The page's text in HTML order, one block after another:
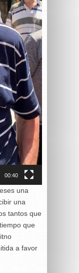
00:40
una
una
tantos que
que
a favor